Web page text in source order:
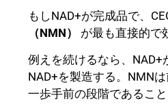
もしNAD+が完成品で、
（NMN）
が最も直接的で
例えを続けるなら、
NAD+を製造する。NMN
一歩手前の段階であること